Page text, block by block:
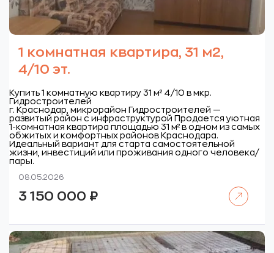
1 комнатная квартира, 31 м2,
4/10 эт.
Купить 1 комнатную квартиру 31 м² 4/10 в мкр.
Гидростроителей
г. Краснодар, микрорайон Гидростроителей —
развитый район с инфраструктурой Продается уютная
1-комнатная квартира площадью 31 м² в одном из самых
обжитых и комфортных районов Краснодара.
Идеальный вариант для старта самостоятельной
жизни, инвестиций или проживания одного человека/
пары.
08.05.2026
3 150 000 ₽